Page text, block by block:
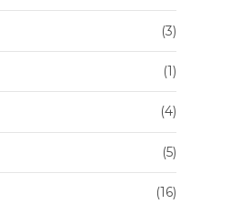
(3)
(1)
(4)
(5)
(16)